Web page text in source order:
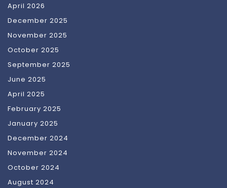
April 2026
December 2025
November 2025
October 2025
September 2025
June 2025
April 2025
February 2025
January 2025
December 2024
November 2024
October 2024
August 2024